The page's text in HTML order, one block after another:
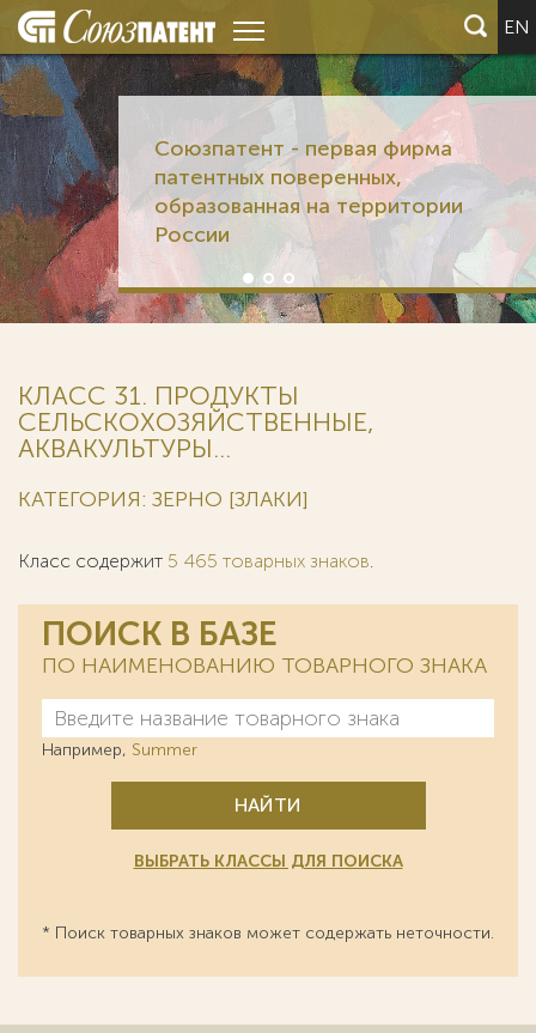
EN
Союзпатент - первая фирма
патентных поверенных,
образованная на территории
России
КЛАСС 31. ПРОДУКТЫ
СЕЛЬСКОХОЗЯЙСТВЕННЫЕ,
АКВАКУЛЬТУРЫ...
КАТЕГОРИЯ: ЗЕРНО [ЗЛАКИ]
Класс содержит 5 465 товарных знаков.
ПОИСК В БАЗЕ
ПО НАИМЕНОВАНИЮ ТОВАРНОГО ЗНАКА
Например, Summer
НАЙТИ
ВЫБРАТЬ КЛАССЫ ДЛЯ ПОИСКА
* Поиск товарных знаков может содержать неточности.